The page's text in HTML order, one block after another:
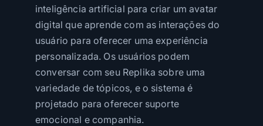
inteligência artificial para criar um avatar
digital que aprende com as interações do
usuário para oferecer uma experiência
personalizada. Os usuários podem
conversar com seu Replika sobre uma
variedade de tópicos, e o sistema é
projetado para oferecer suporte
emocional e companhia.